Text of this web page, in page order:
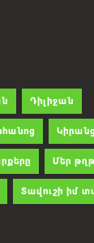
Դիլիջան
Կիրանց
Մեր
Տավուշի իմ